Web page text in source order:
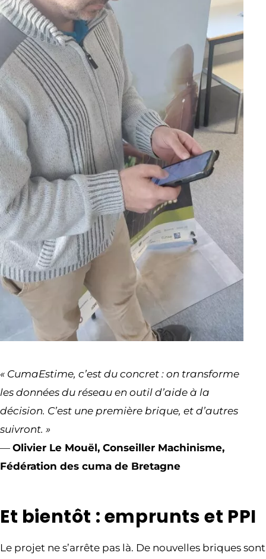
« CumaEstime, c’est du concret : on transforme
les données du réseau en outil d’aide à la
décision. C’est une première brique, et d’autres
suivront. »
— Olivier Le Mouël, Conseiller Machinisme,
Fédération des cuma de Bretagne
Et bientôt : emprunts et PPI
Le projet ne s’arrête pas là. De nouvelles briques sont